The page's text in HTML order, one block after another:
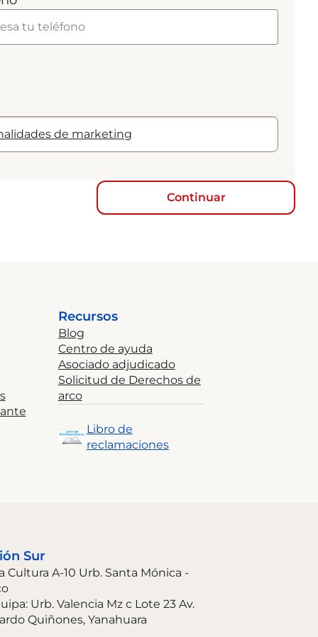
de marketing
Continuar
Recursos
Blog
Centro de ayuda
Asociado adjudicado
Solicitud de Derechos de
arco
Libro de
reclamaciones
Sur
Cultura A-10 Urb. Santa Mónica -
Urb. Valencia Mz c Lote 23 Av.
Quiñones, Yanahuara